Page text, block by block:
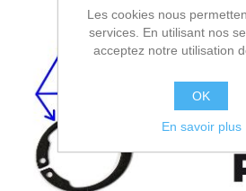
Les cookies nous
services. En utilisant nos
acceptez notre utilisation
OK
En savoir plus